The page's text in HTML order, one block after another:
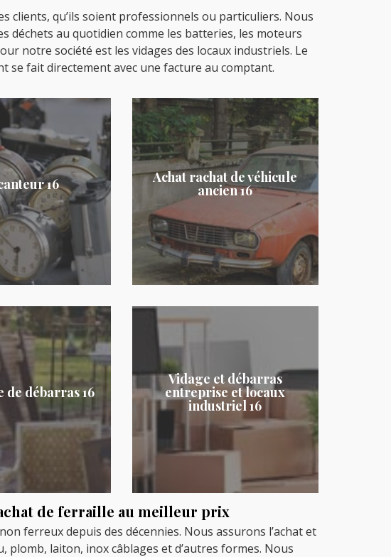
clients, qu’ils soient professionnels ou particuliers. Nous
déchets au quotidien comme les batteries, les moteurs
notre société est les vidages des locaux industriels. Le
se fait directement avec une facture au comptant.
16 Achat rachat de véhicule
ancien 16
de débarras 16
Vidage et débarras
entreprise et locaux
industriel 16
de ferraille au meilleur prix
ferreux depuis des décennies. Nous assurons l’achat et
plomb, laiton, inox câblages et d’autres formes. Nous